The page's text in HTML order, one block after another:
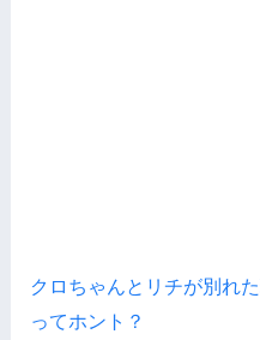
クロちゃんとリチが別れ
ってホント？